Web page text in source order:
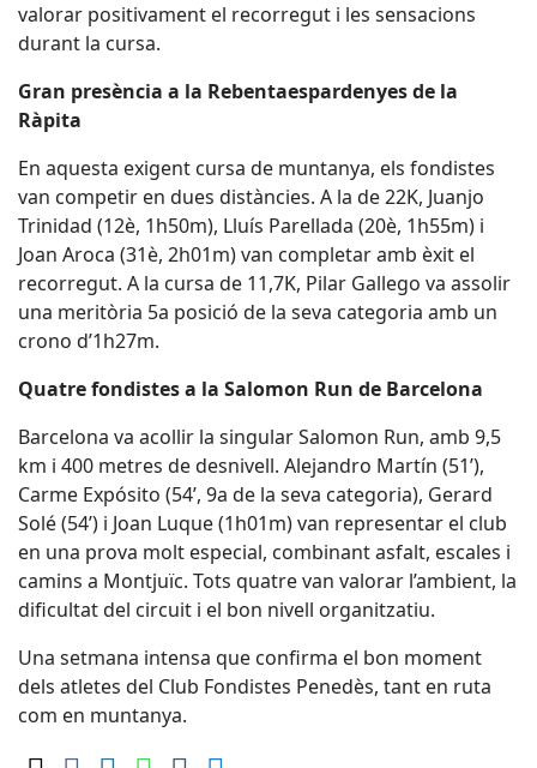
valorar positivament el recorregut i les sensacions
durant la cursa.
Gran presència a la Rebentaespardenyes de la
Ràpita
En aquesta exigent cursa de muntanya, els fondistes
van competir en dues distàncies. A la de 22K, Juanjo
Trinidad (12è, 1h50m), Lluís Parellada (20è, 1h55m) i
Joan Aroca (31è, 2h01m) van completar amb èxit el
recorregut. A la cursa de 11,7K, Pilar Gallego va assolir
una meritòria 5a posició de la seva categoria amb un
crono d’1h27m.
Quatre fondistes a la Salomon Run de Barcelona
Barcelona va acollir la singular Salomon Run, amb 9,5
km i 400 metres de desnivell. Alejandro Martín (51’),
Carme Expósito (54’, 9a de la seva categoria), Gerard
Solé (54’) i Joan Luque (1h01m) van representar el club
en una prova molt especial, combinant asfalt, escales i
camins a Montjuïc. Tots quatre van valorar l’ambient, la
dificultat del circuit i el bon nivell organitzatiu.
Una setmana intensa que confirma el bon moment
dels atletes del Club Fondistes Penedès, tant en ruta
com en muntanya.